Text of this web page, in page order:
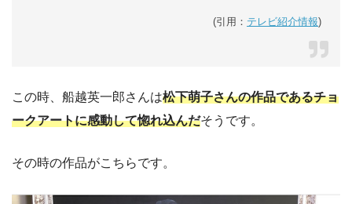
(引用： テレビ紹介情報)
この時、船越英一郎さんは松下萌子さんの作品であるチョ
ークアートに感動して惚れ込んだそうです。
その時の作品がこちらです。